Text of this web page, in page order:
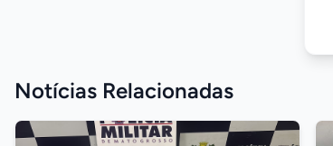
Notícias Relacionadas